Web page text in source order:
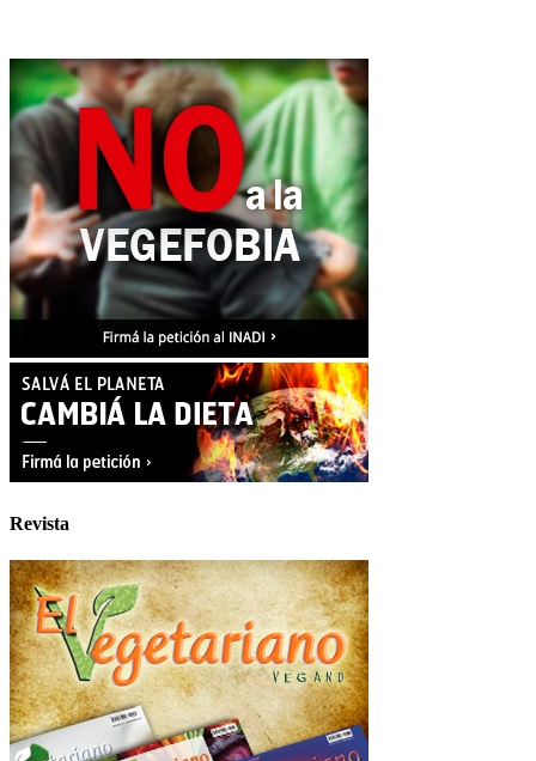
Revista